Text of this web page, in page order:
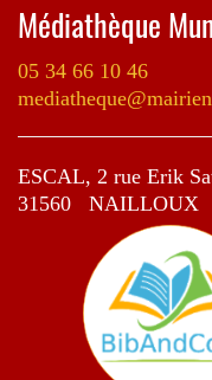
Médiathèque
05 34 66 10 46
ESCAL, 2 rue Erik
31560 NAILLOUX